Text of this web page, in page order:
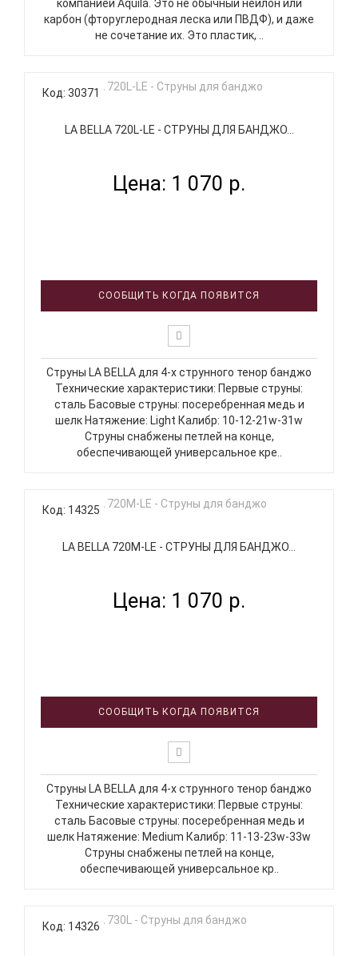
компанией Aquila. Это не обычный нейлон или
карбон (фторуглеродная леска или ПВДФ), и даже
не сочетание их. Это пластик, ..
Код: 30371
LA BELLA 720L-LE - СТРУНЫ ДЛЯ БАНДЖО...
Цена: 1 070 р.
СООБЩИТЬ КОГДА ПОЯВИТСЯ
Струны LA BELLA для 4-х струнного тенор банджо
Технические характеристики: Первые струны:
сталь Басовые струны: посеребренная медь и
шелк Натяжение: Light Калибр: 10-12-21w-31w
Струны снабжены петлей на конце,
обеспечивающей универсальное кре..
Код: 14325
LA BELLA 720M-LE - СТРУНЫ ДЛЯ БАНДЖО...
Цена: 1 070 р.
СООБЩИТЬ КОГДА ПОЯВИТСЯ
Струны LA BELLA для 4-х струнного тенор банджо
Технические характеристики: Первые струны:
сталь Басовые струны: посеребренная медь и
шелк Натяжение: Medium Калибр: 11-13-23w-33w
Струны снабжены петлей на конце,
обеспечивающей универсальное кр..
Код: 14326